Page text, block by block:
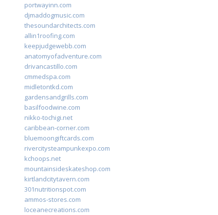
portwayinn.com
djmaddogmusic.com
thesoundarchitects.com
allin1roofing.com
keepjudgewebb.com
anatomyofadventure.com
drivancastillo.com
cmmedspa.com
midletontkd.com
gardensandgrills.com
basilfoodwine.com
nikko-tochigi.net
caribbean-corner.com
bluemoongiftcards.com
rivercitysteampunkexpo.com
kchoops.net
mountainsideskateshop.com
kirtlandcitytavern.com
301nutritionspot.com
ammos-stores.com
loceanecreations.com